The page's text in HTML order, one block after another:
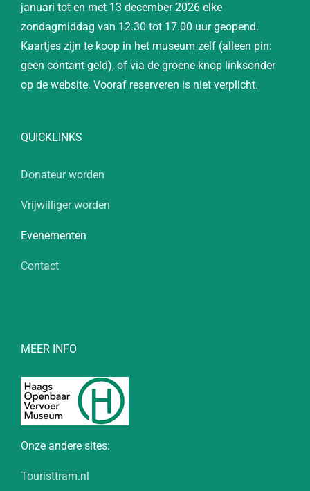
januari tot en met 13 december 2026 elke
zondagmiddag van 12.30 tot 17.00 uur geopend.
Kaartjes zijn te koop in het museum zelf (alleen pin:
geen contant geld), of via de groene knop linksonder
op de website. Vooraf reserveren is niet verplicht.
QUICKLINKS
Donateur worden
Vrijwilliger worden
Evenementen
Contact
MEER INFO
Onze andere sites:
Touristtram.nl